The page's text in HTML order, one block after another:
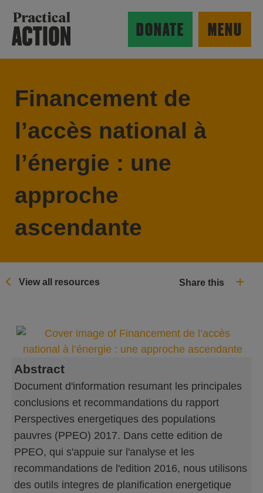
MENU
DONATE
Financement de
l’accès national à
l’énergie : une
approche
ascendante
View all resources Share this
Abstract
Document d'information resumant les principales
conclusions et recommandations du rapport
Perspectives energetiques des populations
pauvres (PPEO) 2017. Dans cette edition de
PPEO, qui s'appuie sur l'analyse et les
recommandations de l'edition 2016, nous utilisons
des outils integres de planification energetique